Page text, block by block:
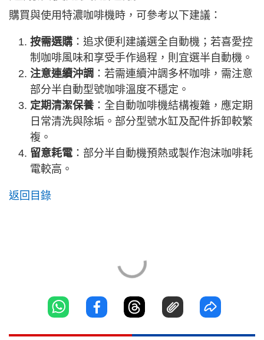
購買與使用特濃咖啡機時，可參考以下建議：
按需選購 ：追求便利建議選全自動機；若喜愛控
制咖啡風味和享受手作過程，則宜選半自動機。
注意連續沖調 ：若需連續沖調多杯咖啡，需注意
部分半自動型號咖啡溫度不穩定。
定期清潔保養：全自動咖啡機結構複雜，應定期
日常清洗與除垢。部分型號水缸及配件拆卸較繁
複。
留意耗電 ：部分半自動機預熱或製作泡沫咖啡耗
電較高。
返回目錄